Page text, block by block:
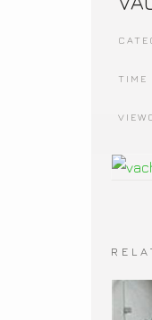
TIME